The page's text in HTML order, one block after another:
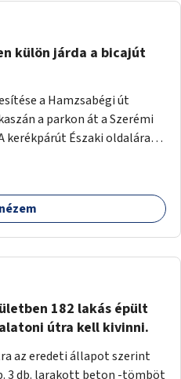
külön járda a bicajút
a Hamzsabégi út
a parkon át a Szerémi
kerékpárút Északi oldalára
a kivilágítatlan
a peremben). Még jobb
a járdán
182 lakás épült
útra kell kivinni.
az eredeti állapot szerint